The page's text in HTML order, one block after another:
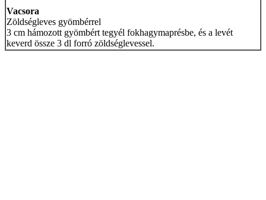
Vacsora
Zöldségleves gyömbérrel
3 cm hámozott gyömbért tegyél fokhagymaprésbe, és a levét
keverd össze 3 dl forró zöldséglevessel.